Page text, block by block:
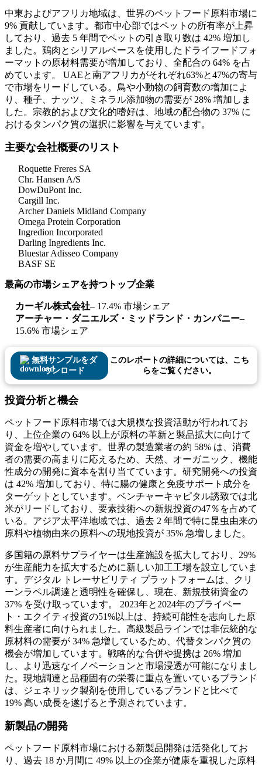
中東およびアフリカ地域は、世界のペットフード原料市場に
9% 貢献しています。都市中心部ではペットの所有率が上昇
しており、過去 5 年間でペットの引き取り数は 42% 増加し
ました。鶏肉とシリアルベースを使用したドライフードフォ
ーマットの原材料需要が増加しており、全配合の 64% を占
めています。 UAEと南アフリカがそれぞれ63%と47%の寄与
で市場をリードしている。鳥や小動物の飼育数の増加によ
り、種子、ナッツ、ミネラル添加物の需要が 28% 増加しま
した。宗教的および文化的嗜好は、地域の配合物の 37% に
おけるタンパク質の選択に影響を与えています。
主要な会社概要のリスト
Roquette Freres SA
Chr. Hansen A/S
DowDuPont Inc.
Cargill Inc.
Archer Daniels Midland Company
Omega Protein Corporation
Ingredion Incorporated
Darling Ingredients Inc.
Bluestar Adisseo Company
BASF SE
最高の市場シェアを持つトップ企業
カーギル株式会社– 17.4% 市場シェア
アーチャー・ダニエルズ・ミッドランド・カンパニー–
15.6% 市場シェア
無料サンプルをダ
ウンロード
このレポートの詳細については、こち
らをご覧ください。
投資分析と機会
ペットフード原料市場では大規模な投資活動が行われてお
り、上位企業の 64% 以上が原料の革新と製品拡大に向けて
資金を増やしています。世界の製造業者の約 58% は、消費
者の需要の高まりに応えるため、天然、オーガニック、機能
性成分の開発に資本を割り当てています。研究開発への投資
は 42% 増加しており、特に腸の健康と免疫サポート成分を
ターゲットとしています。ベンチャーキャピタル誘致では北
米がリードしており、要素技術への新規投資の47％を占めて
いる。アジア太平洋地域では、過去 2 年間で特に昆虫由来の
原料や植物由来の原料への現地投資が 35% 急増しました。
多国籍の原料サプライヤーは生産施設を拡大しており、29%
が生産能力を拡大するために新しい加工工場を設立していま
す。デジタル トレーサビリティ プラットフォームは、クリ
ーンラベル調達と透明性を確保し、現在、新規技術資金の
37% を受け取っています。 2023年と2024年のプライベー
ト・エクイティ投資の51%以上は、持続可能性を志向した原
料生産者に向けられました。高級製品ラインでは非伝統的な
原材料の需要が 34% 急増しているため、代替タンパク質の
機会が増加しています。戦略的な合併や提携は 26% 増加
し、より迅速なイノベーションと市場浸透が可能になりまし
た。現地調達と品種固有の栄養に重点を置いているブランド
は、ジェネリック製剤を使用しているブランドと比べて
19% 高い成長を遂げると予測されています。
新製品の開発
ペットフード原料市場における新製品開発は活発化してお
り、過去 18 か月間に 49% 以上の企業が健康を重視した原料